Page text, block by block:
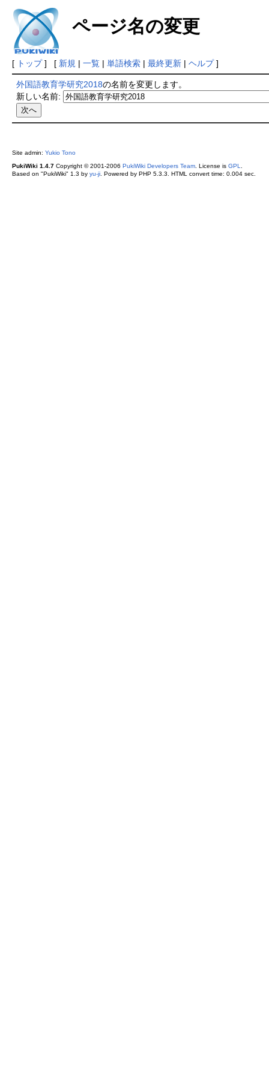
ページ名の変更
[ トップ] [ 新規 | 一覧| 単語検索| 最終更新| ヘルプ]
外国語教育学研究2018の名前を変更します。
新しい名前:
Site admin: Yukio Tono
PukiWiki 1.4.7Copyright © 2001-2006 PukiWiki Developers Team. License is GPL
Based on "PukiWiki" 1.3 by yu-ji. Powered by PHP 5.3.3. HTML convert time: 0.004 sec.